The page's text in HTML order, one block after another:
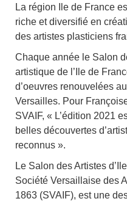
La région Ile de France
riche et diversifié en
des artistes plasticiens
Chaque année le Salon
artistique de l’Ile de
d’oeuvres renouvelées
Versailles. Pour
SVAIF, « L’édition 2021
belles découvertes
reconnus ».
Le Salon des Artistes
Société Versaillaise des
1863 (SVAIF), est une